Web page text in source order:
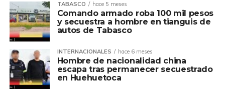
TABASCO hace 5 meses
Comando armado roba 100 mil pesos
y secuestra a hombre en tianguis de
autos de Tabasco
INTERNACIONALES hace 6 meses
Hombre de nacionalidad china
escapa tras permanecer secuestrado
en Huehuetoca